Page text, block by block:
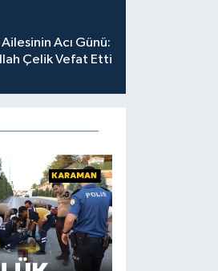
Acı Günü:
Çelik Vefat Etti